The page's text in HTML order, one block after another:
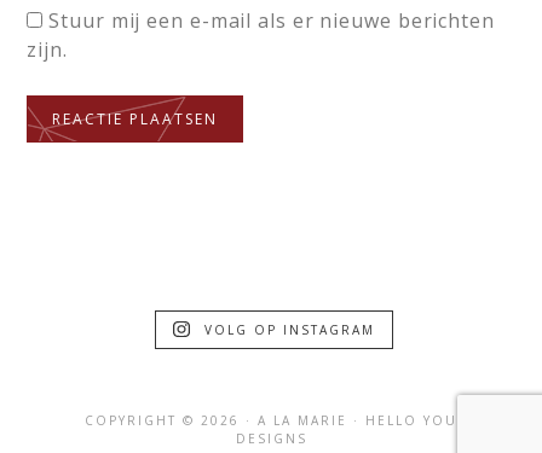
Stuur mij een e-mail als er nieuwe berichten
zijn.
VOLG OP INSTAGRAM
COPYRIGHT © 2026 · A LA MARIE · HELLO YOU
DESIGNS